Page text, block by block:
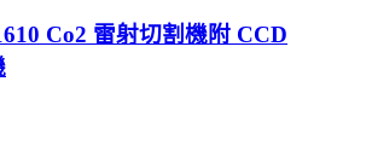
Co2 雷射切割機附 CCD